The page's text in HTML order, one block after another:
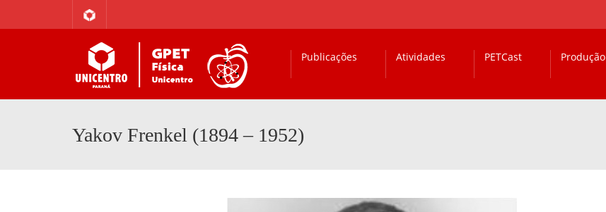
Publicações Atividades PETCast Produção
Yakov Frenkel (1894 – 1952)